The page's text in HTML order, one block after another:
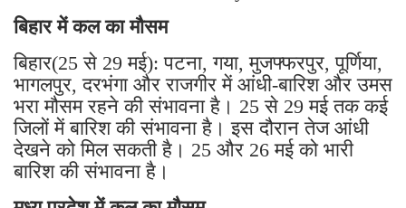
बिहार में कल का मौसम
बिहार(25 से 29 मई): पटना, गया, मुजफ्फरपुर, पूर्णिया,
भागलपुर, दरभंगा और राजगीर में आंधी-बारिश और उमस
भरा मौसम रहने की संभावना है। 25 से 29 मई तक कई
जिलों में बारिश की संभावना है। इस दौरान तेज आंधी
देखने को मिल सकती है। 25 और 26 मई को भारी
बारिश की संभावना है।
मध्य प्रदेश में कल का मौसम